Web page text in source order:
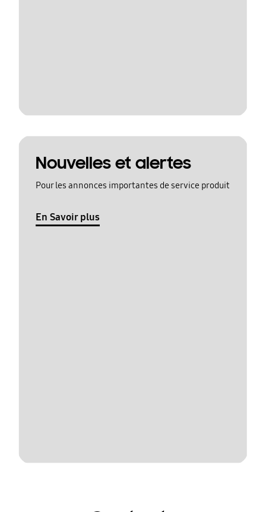
Nouvelles et alertes
Pour les annonces importantes de service produit
En Savoir plus